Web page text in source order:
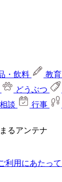
・飲料 教育
どうぶつ
談 行事
るアンテナ
利用にあたって